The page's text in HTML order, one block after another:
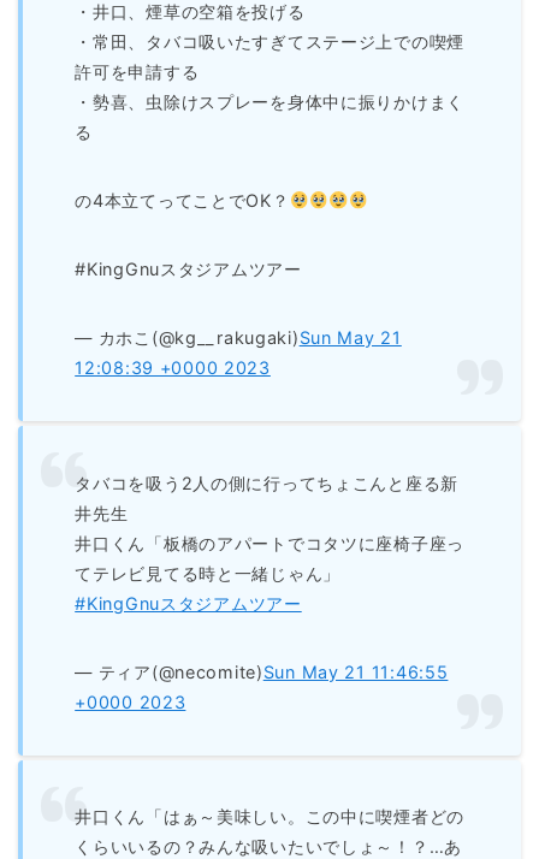
・井口、煙草の空箱を投げる
・常田、タバコ吸いたすぎてステージ上での喫煙
許可を申請する
・勢喜、虫除けスプレーを身体中に振りかけまく
る
の4本立てってことでOK？
#KingGnuスタジアムツアー
— カホこ(@kg__rakugaki)Sun May 21
12:08:39 +0000 2023
タバコを吸う2人の側に行ってちょこんと座る新
井先生
井口くん「板橋のアパートでコタツに座椅子座っ
てテレビ見てる時と一緒じゃん」
#KingGnuスタジアムツアー
— ティア(@necomite)Sun May 21 11:46:55
+0000 2023
井口くん「はぁ～美味しい。この中に喫煙者どの
くらいいるの？みんな吸いたいでしょ～！？…あ